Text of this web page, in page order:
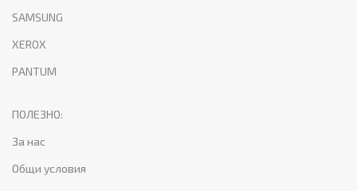
SAMSUNG
XEROX
PANTUM
ПОЛЕЗНО:
За нас
Общи условия